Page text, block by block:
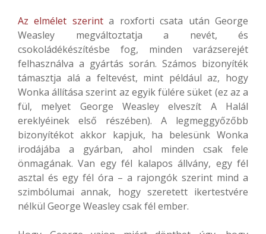
Az elmélet szerinta roxforti csata után George
Weasley megváltoztatja a nevét, és
csokoládékészítésbe fog, minden varázserejét
felhasználva a gyártás során. Számos bizonyíték
támasztja alá a feltevést, mint például az, hogy
Wonka állítása szerint az egyik fülére süket (ez az a
fül, melyet George Weasley elveszít A Halál
ereklyéinek első részében). A legmeggyőzőbb
bizonyítékot akkor kapjuk, ha belesünk Wonka
irodájába a gyárban, ahol minden csak fele
önmagának. Van egy fél kalapos állvány, egy fél
asztal és egy fél óra – a rajongók szerint mind a
szimbólumai annak, hogy szeretett ikertestvére
nélkül George Weasley csak fél ember.